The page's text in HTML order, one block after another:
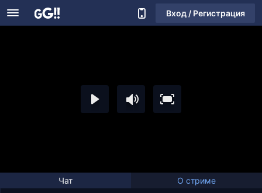
Вход / Регистрация
Чат О стриме